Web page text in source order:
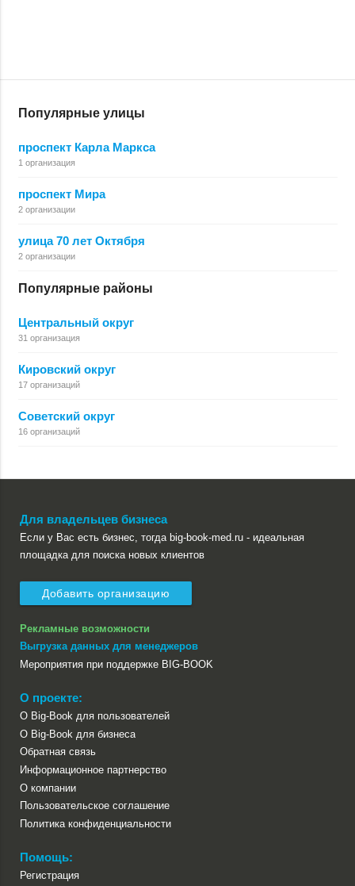
Популярные улицы
проспект Карла Маркса
1 организация
проспект Мира
2 организации
улица 70 лет Октября
2 организации
Популярные районы
Центральный округ
31 организация
Кировский округ
17 организаций
Советский округ
16 организаций
Для владельцев бизнеса
Если у Вас есть бизнес, тогда big-book-med.ru - идеальная
площадка для поиска новых клиентов
Добавить организацию
Рекламные возможности
Выгрузка данных для менеджеров
Мероприятия при поддержке BIG-BOOK
О проекте:
О Big-Book для пользователей
О Big-Book для бизнеса
Обратная связь
Информационное партнерство
О компании
Пользовательское соглашение
Политика конфиденциальности
Помощь:
Регистрация